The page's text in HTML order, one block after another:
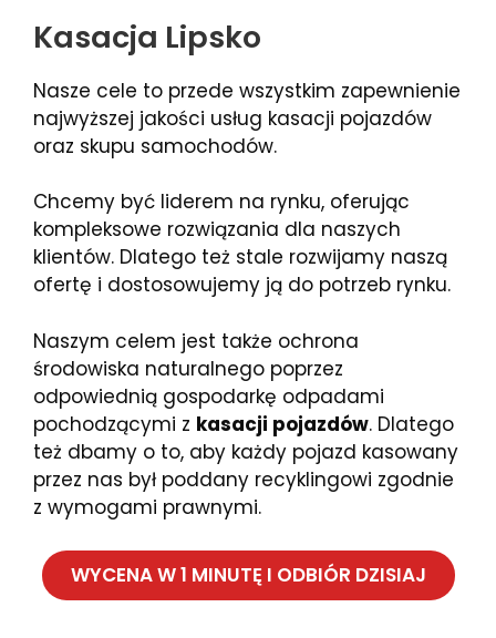
Kasacja Lipsko
Nasze cele to przede wszystkim zapewnienie
najwyższej jakości usług kasacji pojazdów
oraz skupu samochodów.
Chcemy być liderem na rynku, oferując
kompleksowe rozwiązania dla naszych
klientów. Dlatego też stale rozwijamy naszą
ofertę i dostosowujemy ją do potrzeb rynku.
Naszym celem jest także ochrona
środowiska naturalnego poprzez
odpowiednią gospodarkę odpadami
pochodzącymi z kasacji pojazdów. Dlatego
też dbamy o to, aby każdy pojazd kasowany
przez nas był poddany recyklingowi zgodnie
z wymogami prawnymi.
WYCENA W 1 MINUTĘ I ODBIÓR DZISIAJ